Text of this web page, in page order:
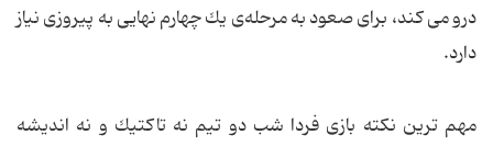
درو می كند، برای صعود به مرحله‌ی یك چهارم نهایی به پیروزی نیاز
دارد.
مهم ترین نكته بازی فردا شب دو تیم نه تاكتیك و نه اندیشه